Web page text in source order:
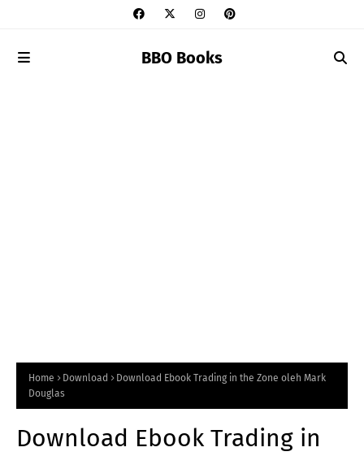
BBO Books
Home Download
Download Ebook Trading in the Zone oleh Mark
Douglas
Download Ebook Trading in